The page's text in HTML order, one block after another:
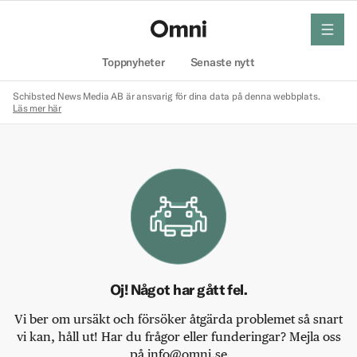
Toppnyheter Senaste nytt
meny
Schibsted News Media AB är ansvarig för dina data på denna webbplats.
Läs mer här
Oj! Något har gått fel.
Vi ber om ursäkt och försöker åtgärda problemet så snart
vi kan, håll ut! Har du frågor eller funderingar? Mejla oss